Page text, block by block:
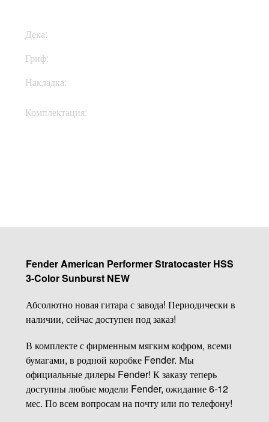
Дека:
Гриф:
Накладка:
Комплектация:
Fender American Performer Stratocaster HSS
3-Color Sunburst NEW
Абсолютно новая гитара с завода! Периодически в
наличии, сейчас доступен под заказ!
В комплекте с фирменным мягким кофром, всеми
бумагами, в родной коробке Fender. Мы
официальные дилеры Fender! К заказу теперь
доступны любые модели Fender, ожидание 6-12
мес. По всем вопросам на почту или по телефону!